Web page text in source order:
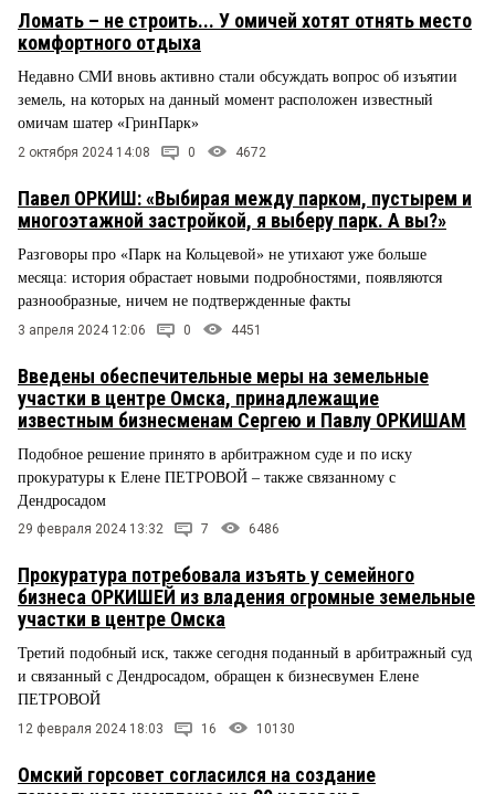
Ломать – не строить... У омичей хотят отнять место
комфортного отдыха
Недавно СМИ вновь активно стали обсуждать вопрос об изъятии
земель, на которых на данный момент расположен известный
омичам шатер «ГринПарк»
2 октября 2024 14:08 0 4672
Павел ОРКИШ: «Выбирая между парком, пустырем и
многоэтажной застройкой, я выберу парк. А вы?»
Разговоры про «Парк на Кольцевой» не утихают уже больше
месяца: история обрастает новыми подробностями, появляются
разнообразные, ничем не подтвержденные факты
3 апреля 2024 12:06 0 4451
Введены обеспечительные меры на земельные
участки в центре Омска, принадлежащие
известным бизнесменам Сергею и Павлу ОРКИШАМ
Подобное решение принято в арбитражном суде и по иску
прокуратуры к Елене ПЕТРОВОЙ – также связанному с
Дендросадом
29 февраля 2024 13:32 7 6486
Прокуратура потребовала изъять у семейного
бизнеса ОРКИШЕЙ из владения огромные земельные
участки в центре Омска
Третий подобный иск, также сегодня поданный в арбитражный суд
и связанный с Дендросадом, обращен к бизнесвумен Елене
ПЕТРОВОЙ
12 февраля 2024 18:03 16 10130
Омский горсовет согласился на создание